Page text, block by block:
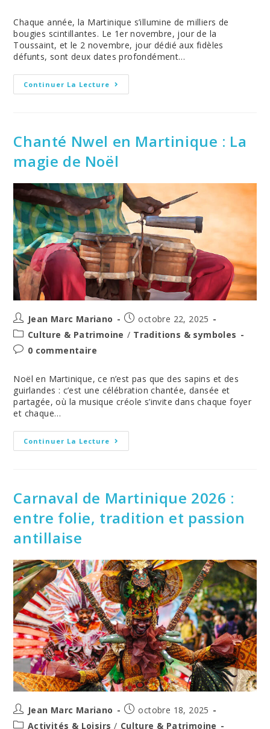
Chaque année, la Martinique s’illumine de milliers de
bougies scintillantes. Le 1er novembre, jour de la
Toussaint, et le 2 novembre, jour dédié aux fidèles
défunts, sont deux dates profondément…
Continuer La Lecture La
Toussaint
Martinique
Traditions,
Lumière
Mémoire
Créole
Chanté Nwel en Martinique : La
magie de Noël
Auteur/autrice
de
la
publication :
Jean Marc Mariano
Post
published:
octobre 22, 2025
Post
category:
Culture & Patrimoine / Traditions & symboles
Post0 commentaire
Noël en Martinique, ce n’est pas que des sapins et des
guirlandes : c’est une célébration chantée, dansée et
partagée, où la musique créole s’invite dans chaque foyer
et chaque…
Continuer La Lecture Chanté
Nwel
Magie
De
Carnaval de Martinique 2026 :
entre folie, tradition et passion
antillaise
Auteur/autrice
de
Jean Marc Mariano
Post
published:
octobre 18, 2025
PostActivités & Loisirs / Culture & Patrimoine